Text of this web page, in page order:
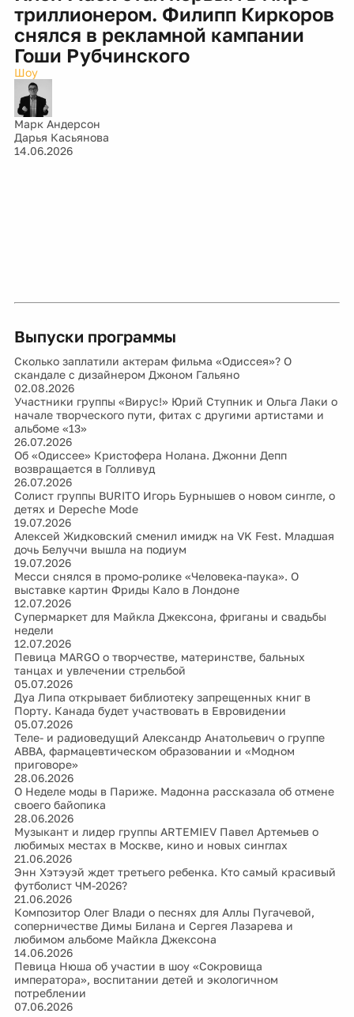
триллионером. Филипп Киркоров
снялся в рекламной кампании
Гоши Рубчинского
Шоу
Марк Андерсон
Дарья Касьянова
14.06.2026
Выпуски программы
Сколько заплатили актерам фильма «Одиссея»? О
скандале с дизайнером Джоном Гальяно
02.08.2026
Участники группы «Вирус!» Юрий Ступник и Ольга Лаки о
начале творческого пути, фитах с другими артистами и
альбоме «13»
26.07.2026
Об «Одиссеe» Кристофера Нолана. Джонни Депп
возвращается в Голливуд
26.07.2026
Cолист группы BURITO Игорь Бурнышев о новом сингле, о
детях и Depeche Mode
19.07.2026
Алексей Жидковский сменил имидж на VK Fest. Младшая
дочь Белуччи вышла на подиум
19.07.2026
Месси снялся в промо-ролике «Человека-паука». О
выставке картин Фриды Кало в Лондоне
12.07.2026
Супермаркет для Майкла Джексона, фриганы и свадьбы
недели
12.07.2026
Певица MARGO о творчестве, материнстве, бальных
танцах и увлечении стрельбой
05.07.2026
Дуа Липа открывает библиотеку запрещенных книг в
Порту. Канада будет участвовать в Евровидении
05.07.2026
Теле- и радиоведущий Александр Анатольевич о группе
ABBA, фармацевтическом образовании и «Модном
приговоре»
28.06.2026
О Неделе моды в Париже. Мадонна рассказала об отмене
своего байопика
28.06.2026
Музыкант и лидер группы ARTEMIEV Павел Артемьев о
любимых местах в Москве, кино и новых синглах
21.06.2026
Энн Хэтэуэй ждет третьего ребенка. Кто самый красивый
футболист ЧМ-2026?
21.06.2026
Композитор Олег Влади о песнях для Аллы Пугачевой,
соперничестве Димы Билана и Сергея Лазарева и
любимом альбоме Майкла Джексона
14.06.2026
Певица Нюша об участии в шоу «Сокровища
императора», воспитании детей и экологичном
потреблении
07.06.2026